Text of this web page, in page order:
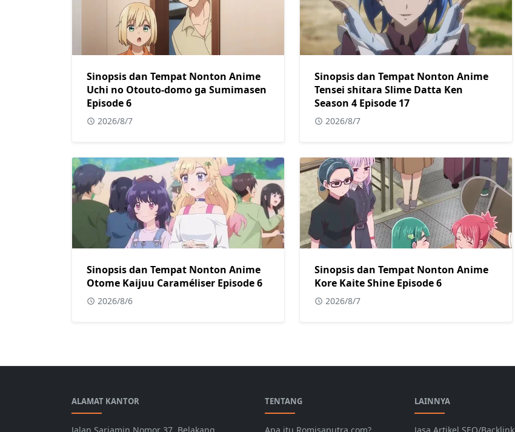
Sinopsis dan Tempat Nonton Anime
Uchi no Otouto-domo ga Sumimasen
Episode 6
2026/8/7
Sinopsis dan Tempat Nonton Anime
Tensei shitara Slime Datta Ken
Season 4 Episode 17
2026/8/7
Sinopsis dan Tempat Nonton Anime
Otome Kaijuu Caraméliser Episode 6
2026/8/6
Sinopsis dan Tempat Nonton Anime
Kore Kaite Shine Episode 6
2026/8/7
ALAMAT KANTOR TENTANG LAINNYA